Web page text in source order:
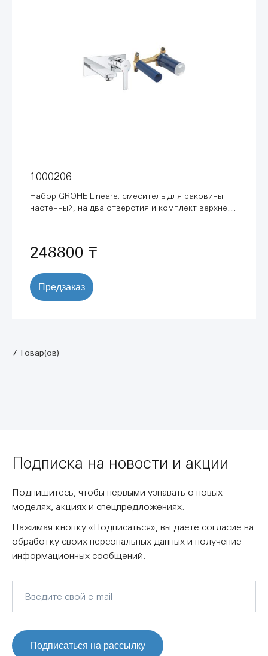
1000206
Набор GROHE Lineare: смеситель для раковины
настенный, на два отверстия и комплект верхней
248800 ₸
Предзаказ
7 Товар(ов)
Подписка на новости и акции
Подпишитесь, чтобы первыми узнавать о новых
моделях, акциях и спецпредложениях.
Нажимая кнопку «Подписаться», вы даете согласие на
обработку своих персональных данных и получение
информационных сообщений.
Подписаться на рассылку